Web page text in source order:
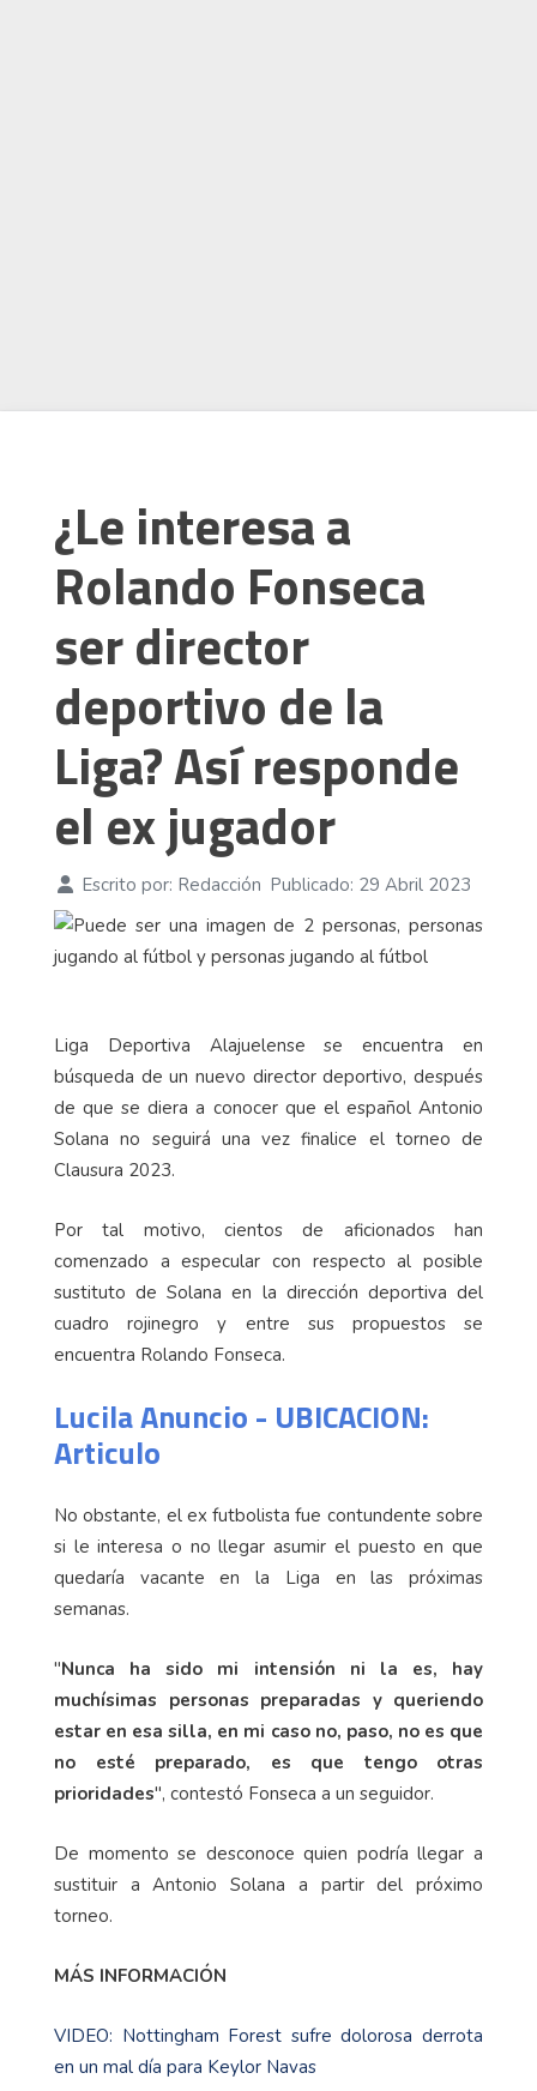
¿Le interesa a
Rolando Fonseca
ser director
deportivo de la
Liga? Así responde
el ex jugador
Escrito por: Redacción Publicado: 29 Abril 2023
Liga Deportiva Alajuelense se encuentra en
búsqueda de un nuevo director deportivo, después
de que se diera a conocer que el español Antonio
Solana no seguirá una vez finalice el torneo de
Clausura 2023.
Por tal motivo, cientos de aficionados han
comenzado a especular con respecto al posible
sustituto de Solana en la dirección deportiva del
cuadro rojinegro y entre sus propuestos se
encuentra Rolando Fonseca.
Lucila Anuncio - UBICACION:
Articulo
No obstante, el ex futbolista fue contundente sobre
si le interesa o no llegar asumir el puesto en que
quedaría vacante en la Liga en las próximas
semanas.
"Nunca ha sido mi intensión ni la es, hay
muchísimas personas preparadas y queriendo
estar en esa silla, en mi caso no, paso, no es que
no esté preparado, es que tengo otras
prioridades", contestó Fonseca a un seguidor.
De momento se desconoce quien podría llegar a
sustituir a Antonio Solana a partir del próximo
torneo.
MÁS INFORMACIÓN
VIDEO: Nottingham Forest sufre dolorosa derrota
en un mal día para Keylor Navas